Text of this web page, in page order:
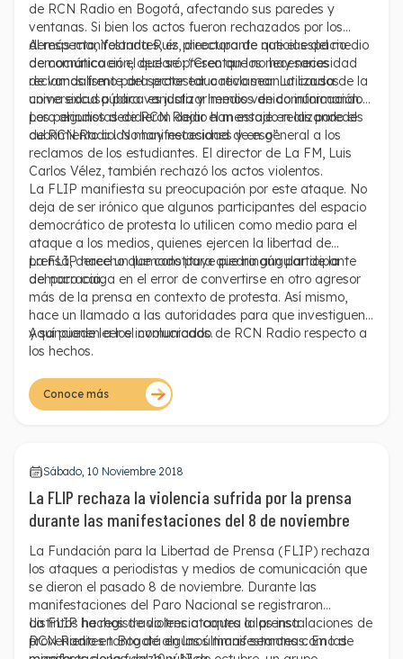
de RCN Radio en Bogotá, afectando sus paredes y
ventanas. Si bien los actos fueron rechazados por los
demás manifestantes, es preocupante que el espacio
democrático en el que se presentan los necesarios
reclamos frente del sector educativo sean utilizados
como excusa para vandalizar medios de comunicación.
Al respecto, Yolanda Ruíz, directora de noticias del medio
de comunicación, declaró: “Creo que no hay necesidad
de vandalismo para protestar o reclamar. La causa de la
universidad pública es justa y hemos venido informando
pero algunos decidieron dejar el mensaje en las paredes
de RCN Radio. No hay necesidad de eso”.
Los periodistas de RCN Radio han estado realizando el
cubrimiento a las manifestaciones y en general a los
reclamos de los estudiantes. El director de La FM, Luis
Carlos Vélez, también rechazó los actos violentos.
La FLIP manifiesta su preocupación por este ataque. No
deja de ser irónico que algunos participantes del espacio
democrático de protesta lo utilicen como medio para el
ataque a los medios, quienes ejercen la libertad de
prensa, derecho que constituye piedra angular de la
democracia.
La FLIP hace un llamado para que ningún participante
del paro caiga en el error de convertirse en otro agresor
más de la prensa en contexto de protesta. Así mismo,
hace un llamado a las autoridades para que investiguen
y sancionen a los involucrados.
Aquí puede leer el comunicado de RCN Radio respecto a
los hechos.
Conoce más
Sábado, 10 Noviembre 2018
La FLIP rechaza la violencia sufrida por la prensa
durante las manifestaciones del 8 de noviembre
La Fundación para la Libertad de Prensa (FLIP) rechaza
los ataques a periodistas y medios de comunicación que
se dieron el pasado 8 de noviembre. Durante las
manifestaciones del Paro Nacional se registraron
distintos hechos de violencia contra la prensa
provenientes tanto de algunos manifestantes como de
La FLIP ha registrado tres ataques a las instalaciones de
RCN Radio en Bogotá en las últimas semanas. En las